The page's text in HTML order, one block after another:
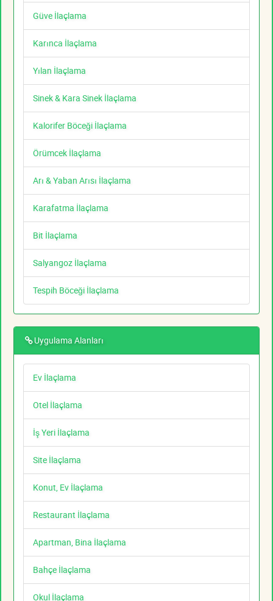
Güve İlaçlama
Karınca İlaçlama
Yılan İlaçlama
Sinek & Kara Sinek İlaçlama
Kalorifer Böceği İlaçlama
Örümcek İlaçlama
Arı & Yaban Arısı İlaçlama
Karafatma İlaçlama
Bit İlaçlama
Salyangoz İlaçlama
Tespih Böceği İlaçlama
Uygulama Alanları
Ev İlaçlama
Otel İlaçlama
İş Yeri İlaçlama
Site İlaçlama
Konut, Ev İlaçlama
Restaurant İlaçlama
Apartman, Bina İlaçlama
Bahçe İlaçlama
Okul İlaçlama